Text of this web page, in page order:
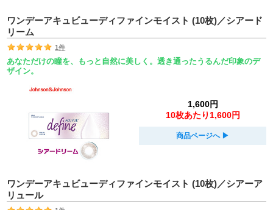
ワンデーアキュビューディファインモイスト (10枚)／シアード
リーム
1件
あなただけの瞳を、もっと自然に美しく。透き通ったうるんだ印象のデ
ザイン。
1,600円
10枚あたり1,600円
商品ページへ ▶︎
ワンデーアキュビューディファインモイスト (10枚)／シアーア
リュール